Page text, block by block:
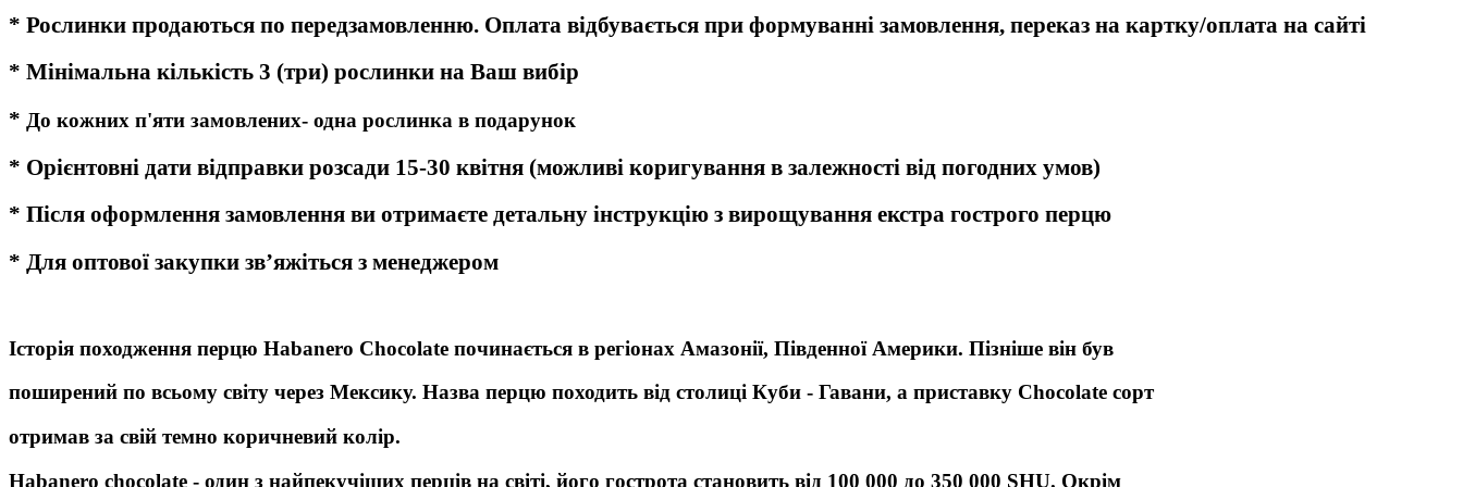
* Рослинки продаються по передзамовленню. Оплата відбувається при формуванні замовлення, переказ на картку/оплата на сайті
* Мінімальна кількість 3 (три) рослинки на Ваш вибір
* До кожних п'яти замовлених- одна рослинка в подарунок
* Орієнтовні дати відправки розсади 15-30 квітня (можливі коригування в залежності від погодних умов)
* Після оформлення замовлення ви отримаєте детальну інструкцію з вирощування екстра гострого перцю
* Для оптової закупки зв’яжіться з менеджером
Історія походження перцю Habanero Chocolate починається в регіонах Амазонії, Південної Америки. Пізніше він був
поширений по всьому світу через Мексику. Назва перцю походить від столиці Куби - Гавани, а приставку Chocolate сорт
отримав за свій темно коричневий колір.
Habanero chocolate - один з найпекучіших перців на світі, його гострота становить від 100 000 до 350 000 SHU. Окрім